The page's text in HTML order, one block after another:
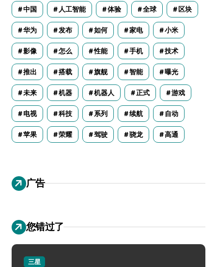
中国 人工智能 体验 全球 区块
华为 发布 如何 家电 小米
影像 怎么 性能 手机 技术
推出 搭载 旗舰 智能 曝光
未来 机器 机器人 正式 游戏
电视 科技 系列 续航 自动
苹果 荣耀 驾驶 骁龙 高通
广告
您错过了
三星